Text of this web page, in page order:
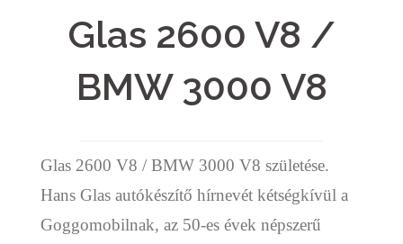
Glas 2600 V8 /
BMW 3000 V8
Glas 2600 V8 / BMW 3000 V8 születése.
Hans Glas autókészítő hírnevét kétségkívül a
Goggomobilnak, az 50-es évek népszerű